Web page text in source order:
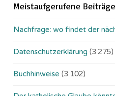
Meistaufgerufene Beiträge
Nachfrage: wo findet der
Datenschutzerklärung (3.275)
Buchhinweise (3.102)